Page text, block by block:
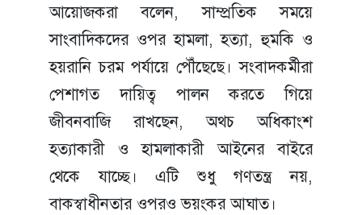
আয়োজকরা বলেন, সাম্প্রতিক সময়ে
সাংবাদিকদের ওপর হামলা, হত্যা, হুমকি ও
হয়রানি চরম পর্যায়ে পৌঁছেছে। সংবাদকর্মীরা
পেশাগত দায়িত্ব পালন করতে গিয়ে
জীবনবাজি রাখছেন, অথচ অধিকাংশ
হত্যাকারী ও হামলাকারী আইনের বাইরে
থেকে যাচ্ছে। এটি শুধু গণতন্ত্র নয়,
বাকস্বাধীনতার ওপরও ভয়ংকর আঘাত।